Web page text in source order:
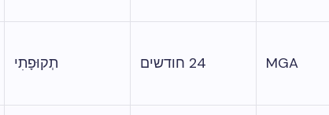
MGA 24 חודשים תְקוּפָתִי